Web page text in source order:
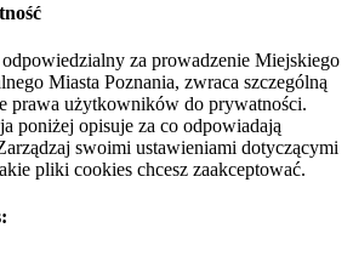
za prowadzenie Miejskiego
Miasta Poznania, zwraca szczególną
prawa użytkowników do prywatności.
poniżej opisuje za co odpowiadają
swoimi ustawieniami dotyczącymi
pliki cookies chcesz zaakceptować.